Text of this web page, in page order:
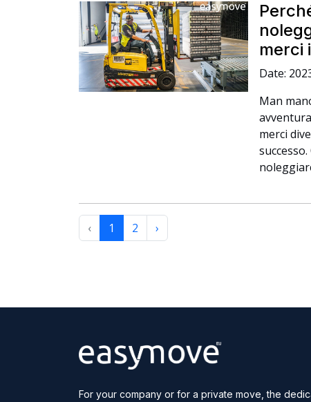
merci
Date:
Man
merci
‹ 1 2 ›
For your company or for a private move, the